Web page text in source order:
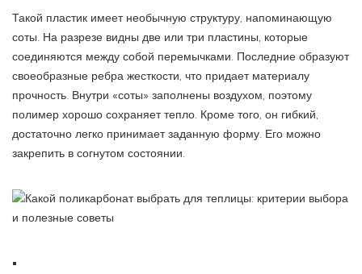
Такой пластик имеет необычную структуру, напоминающую
соты. На разрезе видны две или три пластины, которые
соединяются между собой перемычками. Последние образуют
своеобразные ребра жесткости, что придает материалу
прочность. Внутри «соты» заполнены воздухом, поэтому
полимер хорошо сохраняет тепло. Кроме того, он гибкий,
достаточно легко принимает заданную форму. Его можно
закрепить в согнутом состоянии.